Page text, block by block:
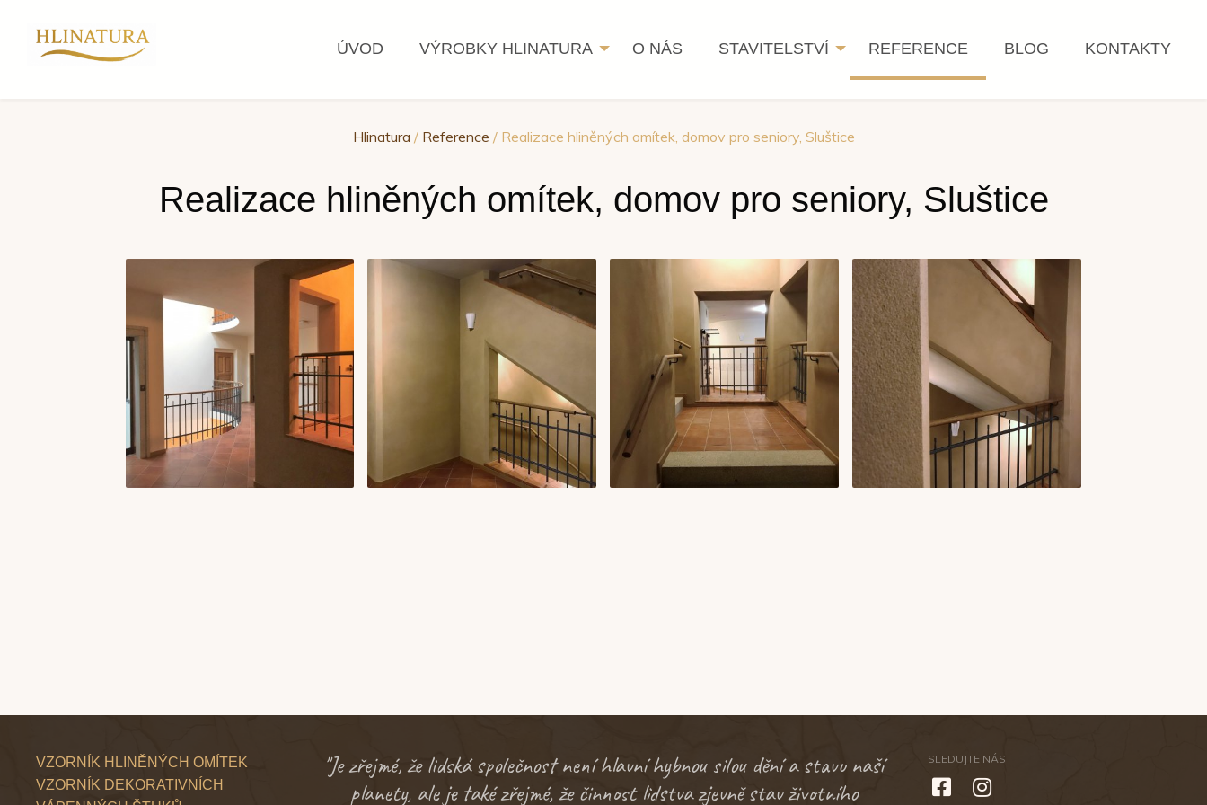
ÚVOD VÝROBKY HLINATURA O NÁS STAVITELSTVÍ REFERENCE BLOG KONTAKTY
Hlinatura / Reference / Realizace hliněných omítek, domov pro seniory, Sluštice
Realizace hliněných omítek, domov pro seniory, Sluštice
VZORNÍK HLINĚNÝCH OMÍTEK
VZORNÍK DEKORATIVNÍCH
"Je zřejmé, že lidská společnost není hlavní hybnou silou dění a stavu naší
planety, ale je také zřejmé, že činnost lidstva zjevně stav životního
SLEDUJTE NÁS